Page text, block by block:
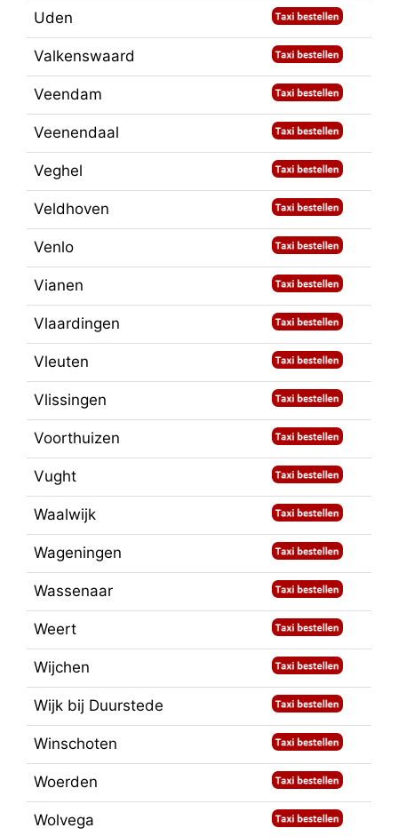
Uden
Valkenswaard
Veendam
Veenendaal
Veghel
Veldhoven
Venlo
Vianen
Vlaardingen
Vleuten
Vlissingen
Voorthuizen
Vught
Waalwijk
Wageningen
Wassenaar
Weert
Wijchen
Wijk bij Duurstede
Winschoten
Woerden
Wolvega